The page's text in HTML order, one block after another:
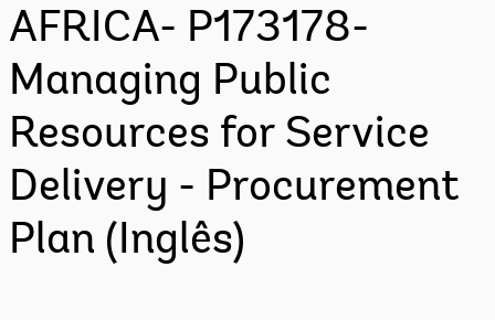
AFRICA- P173178-
Managing Public
Resources for Service
Delivery - Procurement
Plan (Inglês)